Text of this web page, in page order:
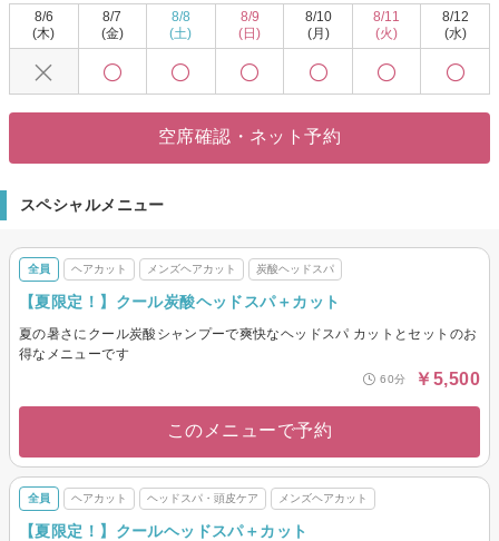
「ONもOFFも、どんなシーンでも自信が持てるヘアスタイルを。」ぜひお気
軽にご相談ください♪
8/6
(木)
8/7
(金)
8/8
(土)
8/9
(日)
8/10
(月)
8/11
(火)
8/12
(水)
空席確認・ネット予約
スペシャルメニュー
全員 ヘアカット メンズヘアカット 炭酸ヘッドスパ
【夏限定！】クール炭酸ヘッドスパ＋カット
夏の暑さにクール炭酸シャンプーで爽快なヘッドスパ カットとセットのお
得なメニューです
60分 ￥5,500
このメニューで予約
全員 ヘアカット ヘッドスパ・頭皮ケア メンズヘアカット
【夏限定！】クールヘッドスパ＋カット